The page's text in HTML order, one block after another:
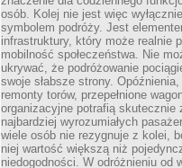
osób. Kolej nie jest więc
symbolem podróży. Jest
infrastruktury, który może realnie
mobilność społeczeństwa. Nie
ukrywać, że podróżowanie
swoje słabsze strony.
remonty torów, przepełnione
organizacyjne potrafią skutecznie
najbardziej wyrozumiałych
wiele osób nie rezygnuje z kolei,
niej wartość większą niż
niedogodności. W odróżnieniu od